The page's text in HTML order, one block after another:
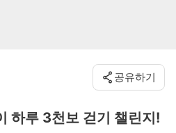
공유하기
하루 3천보 걷기 챌린지!